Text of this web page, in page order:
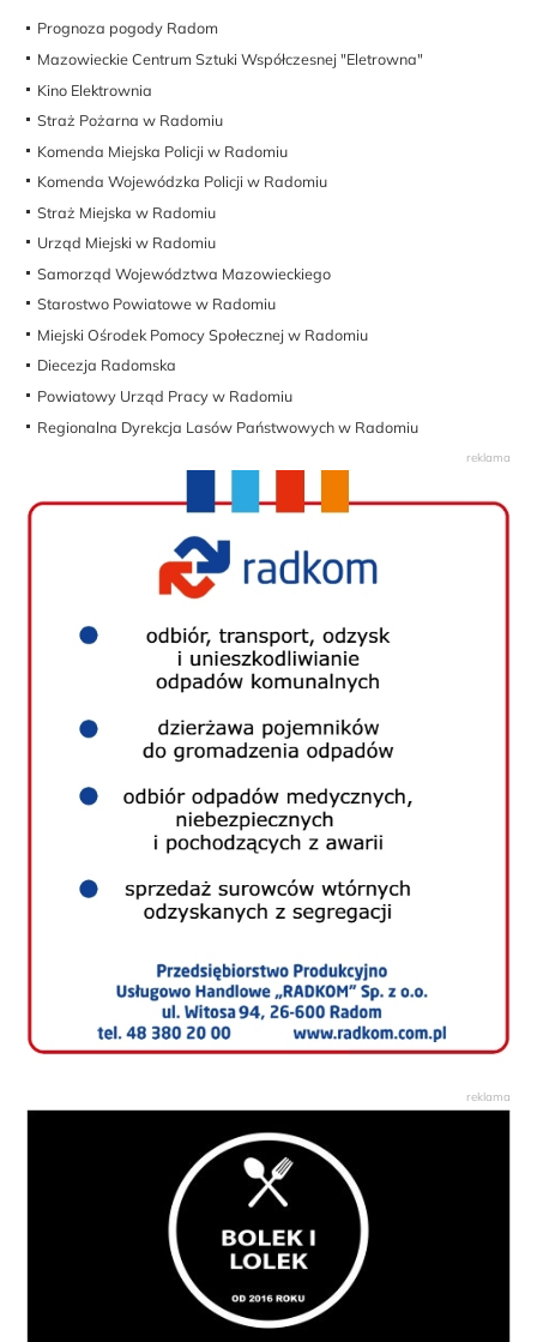
Prognoza pogody Radom
Mazowieckie Centrum Sztuki Współczesnej "Eletrowna"
Kino Elektrownia
Straż Pożarna w Radomiu
Komenda Miejska Policji w Radomiu
Komenda Wojewódzka Policji w Radomiu
Straż Miejska w Radomiu
Urząd Miejski w Radomiu
Samorząd Województwa Mazowieckiego
Starostwo Powiatowe w Radomiu
Miejski Ośrodek Pomocy Społecznej w Radomiu
Diecezja Radomska
Powiatowy Urząd Pracy w Radomiu
Regionalna Dyrekcja Lasów Państwowych w Radomiu